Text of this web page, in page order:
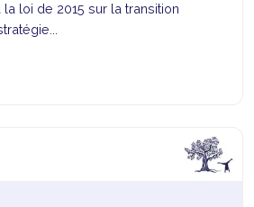
la loi de 2015 sur la transition